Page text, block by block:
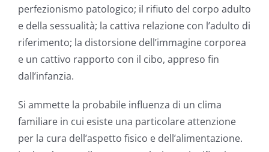
perfezionismo patologico; il rifiuto del corpo adulto
e della sessualità; la cattiva relazione con l’adulto di
riferimento; la distorsione dell’immagine corporea
e un cattivo rapporto con il cibo, appreso fin
dall’infanzia.
Si ammette la probabile influenza di un clima
familiare in cui esiste una particolare attenzione
per la cura dell’aspetto fisico e dell’alimentazione.